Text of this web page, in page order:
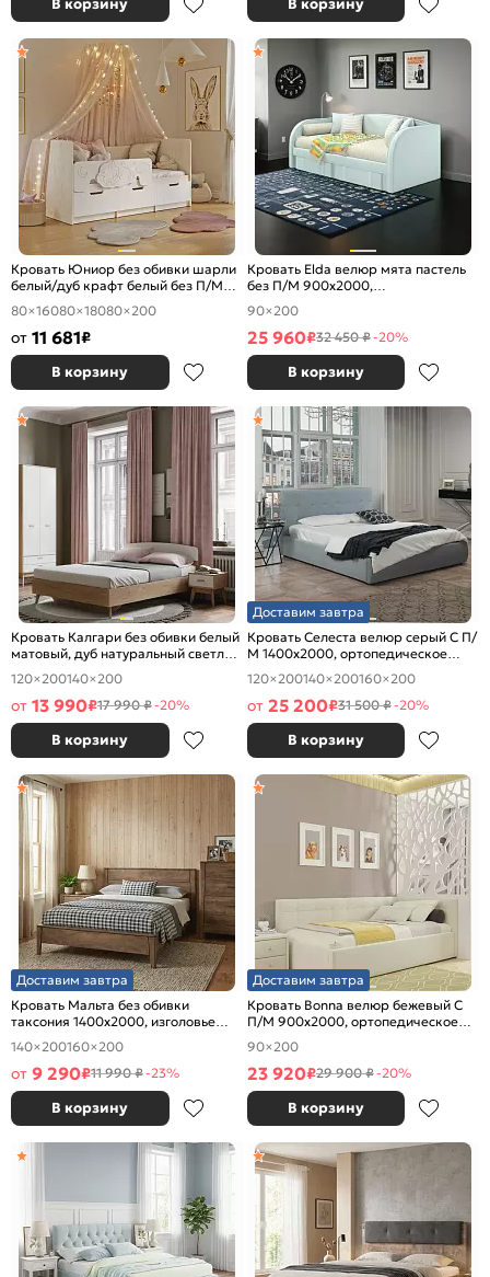
В корзину В корзину
Кровать Юниор без обивки шарли
белый/дуб крафт белый без П/М
800x1600, изголовье жесткое
80×16080×18080×200
от 11 681₽
В корзину
Кровать Elda велюр мята пастель
без П/М 900x2000,
ортопедическое основание,
изголовье мягкое
90×200
25 960₽32 450 ₽-20%
В корзину
Кровать Калгари без обивки белый
матовый, дуб натуральный светлый
1400x2000, изголовье жесткое
120×200140×200
от 13 990₽17 990 ₽-20%
В корзину
Доставим завтра
Кровать Селеста велюр серый С П/
М 1400x2000, ортопедическое
основание, изголовье мягкое
120×200140×200160×200
от 25 200₽31 500 ₽-20%
В корзину
Доставим завтра
Кровать Мальта без обивки
таксония 1400x2000, изголовье
жесткое
140×200160×200
от 9 290₽11 990 ₽-23%
В корзину
Доставим завтра
Кровать Bonna велюр бежевый С
П/М 900x2000, ортопедическое
основание, изголовье мягкое
90×200
23 920₽29 900 ₽-20%
В корзину